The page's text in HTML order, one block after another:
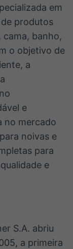
em
produtos
cama, banho,
o objetivo de
a
e
no mercado
noivas e
para
e
S.A. abriu
a primeira